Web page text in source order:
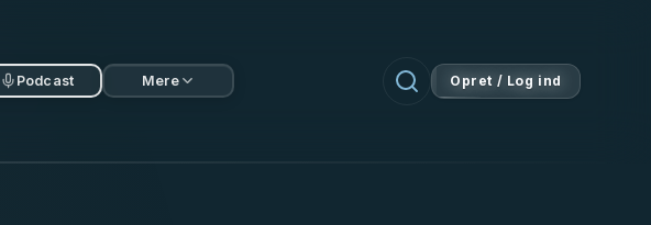
Podcast Mere Opret / Log ind